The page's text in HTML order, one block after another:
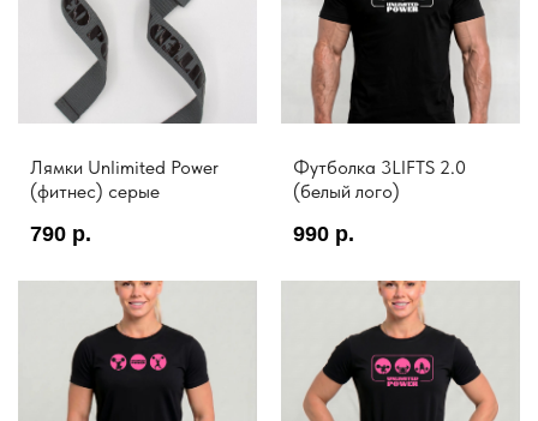
Лямки Unlimited Power
(фитнес) серые
790 р.
Футболка 3LIFTS 2.0
(белый лого)
990 р.